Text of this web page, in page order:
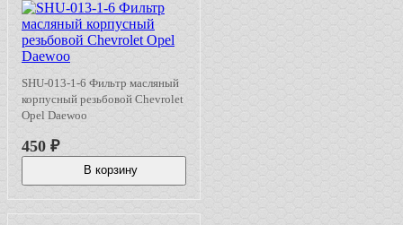
SHU-013-1-6 Фильтр масляный
корпусный резьбовой Chevrolet
Opel Daewoo
450 ₽
В корзину